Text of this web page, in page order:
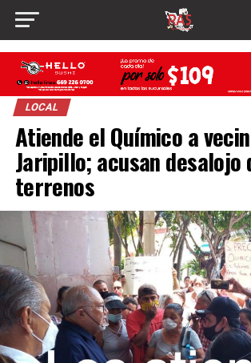
LOCAL
Atiende el Químico a
Jaripillo; acusan desalojo
terrenos